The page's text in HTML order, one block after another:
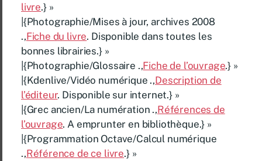
livre.} »
|{Photographie/Mises à jour, archives 2008
.,Fiche du livre. Disponible dans toutes les
bonnes librairies.} »
|{Photographie/Glossaire .,Fiche de l’ouvrage.} »
|{Kdenlive/Vidéo numérique .,Description de
l’éditeur. Disponible sur internet.} »
|{Grec ancien/La numération .,Références de
l’ouvrage. A emprunter en bibliothèque.} »
|{Programmation Octave/Calcul numérique
.,Référence de ce livre.} »